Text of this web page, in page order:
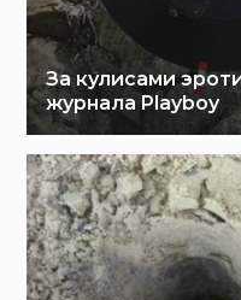
За кулисами
журнала Playboy